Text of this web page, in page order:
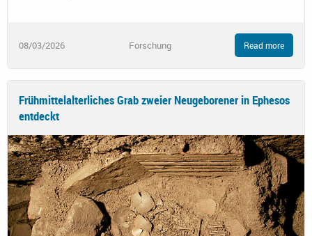
08/03/2026 Forschung Read more
Frühmittelalterliches Grab zweier Neugeborener in Ephesos
entdeckt